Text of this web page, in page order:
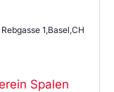
Rebgasse 1,Basel,CH
Spalen